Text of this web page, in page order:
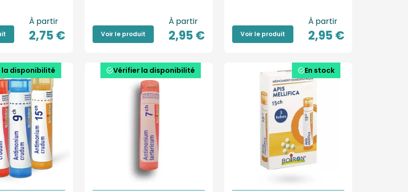
À partir
2,75 € Voir le produit
À partir
2,95 € Voir le produit
À partir
2,95 €
la disponibilité Vérifier la disponibilité En stock